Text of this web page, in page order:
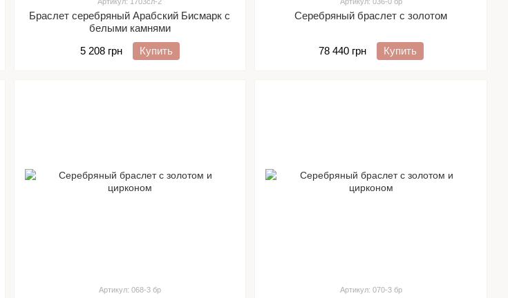
Браслет серебряный Арабский Бисмарк с
белыми камнями
5 208 грн
Купить
Серебряный браслет с золотом
78 440 грн Купить
Артикул: 068-3 бр Артикул: 070-3 бр